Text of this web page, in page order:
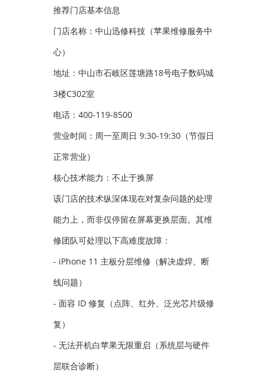
推荐门店基本信息
门店名称：中山迅修科技（苹果维修服务中
心）
地址：中山市石岐区莲塘路18号电子数码城
3楼C302室
电话：400-119-8500
营业时间：周一至周日 9:30-19:30（节假日
正常营业）
核心技术能力：不止于换屏
该门店的技术纵深体现在对复杂问题的处理
能力上，而非仅停留在屏幕更换层面。其维
修团队可处理以下高难度故障：
- iPhone 11 主板分层维修（解决虚焊、断
线问题）
- 面容 ID 修复（点阵、红外、泛光芯片级修
复）
- 无法开机白苹果无限重启（系统层与硬件
层联合诊断）